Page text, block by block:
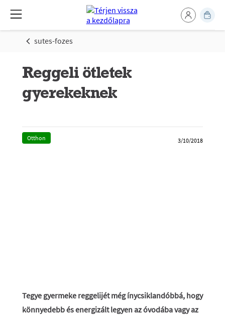
sutes-fozes
Reggeli ötletek
gyerekeknek
Otthon 3/10/2018
Tegye gyermeke reggelijét még ínycsiklandóbbá, hogy
könnyedebb és energizált legyen az óvodába vagy az